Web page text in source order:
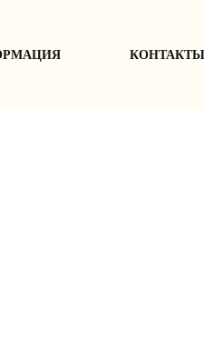
КОНТАКТЫ